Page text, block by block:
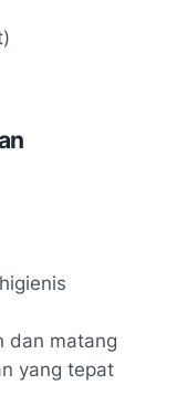
dan matang
yang tepat